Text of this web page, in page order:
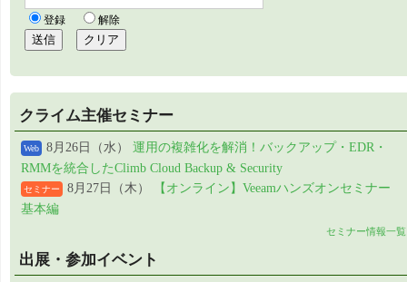
クライム主催セミナー
Web 8月26日（水） 運用の複雑化を解消！バックアップ・EDR・
RMMを統合したClimb Cloud Backup & Security
セミナー 8月27日（木）
【オンライン】Veeamハンズオンセミナー
基本編
セミナー情報一覧
出展・参加イベント